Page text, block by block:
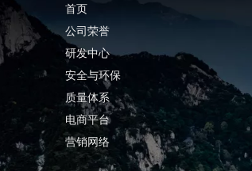
首页
公司荣誉
研发中心
安全与环保
质量体系
电商平台
营销网络